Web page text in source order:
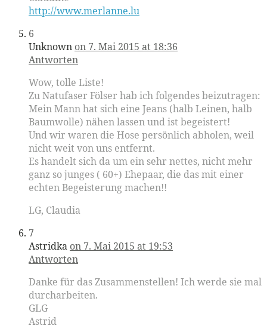
http://www.merlanne.lu
6
Unknown on 7. Mai 2015 at 18:36
Antworten
Wow, tolle Liste!
Zu Natufaser Fölser hab ich folgendes beizutragen:
Mein Mann hat sich eine Jeans (halb Leinen, halb
Baumwolle) nähen lassen und ist begeistert!
Und wir waren die Hose persönlich abholen, weil
nicht weit von uns entfernt.
Es handelt sich da um ein sehr nettes, nicht mehr
ganz so junges ( 60+) Ehepaar, die das mit einer
echten Begeisterung machen!!
LG, Claudia
7
Astridka on 7. Mai 2015 at 19:53
Antworten
Danke für das Zusammenstellen! Ich werde sie mal
durcharbeiten.
GLG
Astrid